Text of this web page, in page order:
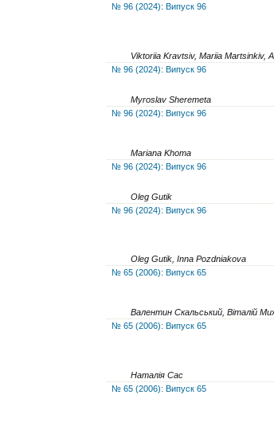
№ 96 (2024): Випуск 96
Viktoriia Kravtsiv, Mariia Martsinkiv,
№ 96 (2024): Випуск 96
Myroslav Sheremeta
№ 96 (2024): Випуск 96
Mariana Khoma
№ 96 (2024): Випуск 96
Oleg Gutik
№ 96 (2024): Випуск 96
Oleg Gutik, Inna Pozdniakova
№ 65 (2006): Випуск 65
Валентин Скальський, Віталій
№ 65 (2006): Випуск 65
Наталія Сас
№ 65 (2006): Випуск 65